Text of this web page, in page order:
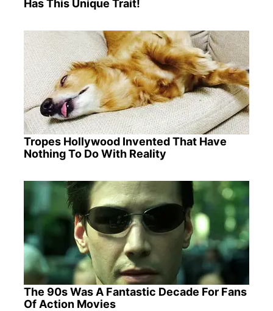
Has This Unique Trait!
Tropes Hollywood Invented That Have
Nothing To Do With Reality
The 90s Was A Fantastic Decade For Fans
Of Action Movies